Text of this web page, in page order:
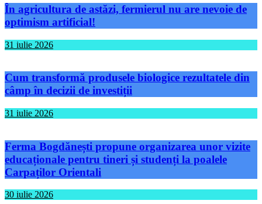
În agricultura de astăzi, fermierul nu are nevoie de
optimism artificial!
31 iulie 2026
Cum transformă produsele biologice rezultatele din
câmp în decizii de investiții
31 iulie 2026
Ferma Bogdănești propune organizarea unor vizite
educaționale pentru tineri și studenți la poalele
Carpaților Orientali
30 iulie 2026